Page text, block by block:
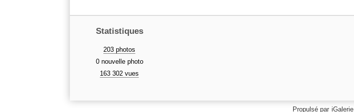
Statistiques
203 photos
0 nouvelle photo
163 302 vues
Propulsé par iGalerie